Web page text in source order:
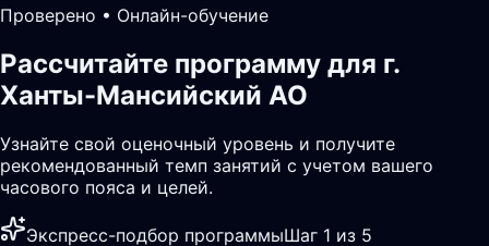
Проверено • Онлайн-обучение
Рассчитайте программу для г.
Ханты-Мансийский АО
Узнайте свой оценочный уровень и получите
рекомендованный темп занятий с учетом вашего
часового пояса и целей.
Экспресс-подбор программыШаг 1 из 5